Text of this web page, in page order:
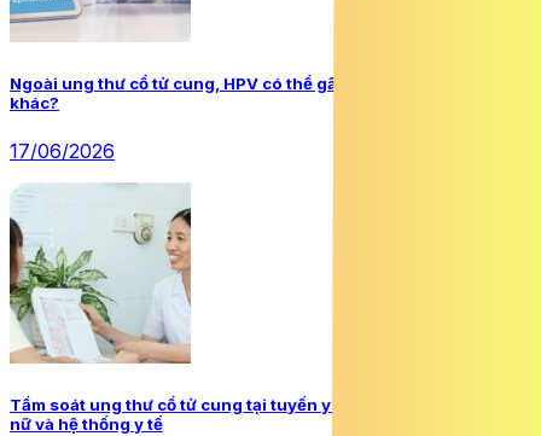
Ngoài ung thư cổ tử cung, HPV có thể gây loại ung thư nào
khác?
17/06/2026
Tầm soát ung thư cổ tử cung tại tuyến y tế cơ sở: Lợi ích cho phụ
nữ và hệ thống y tế